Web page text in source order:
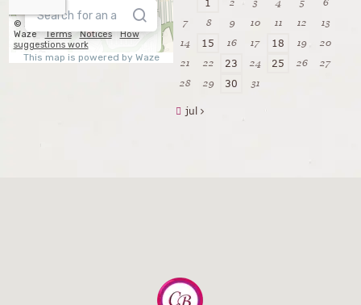
1
7
8 9 10 11 12
13
14
15 16 17 18 19
20
21
22 23 24 25 26
27
28
29 30 31
jul